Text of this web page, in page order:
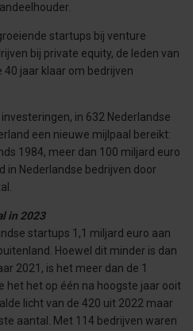
startups bij venture
bij private equity, de leden van
40 jaar klaar om bedrijven
in 632 Nederlandse
een nieuwe mijlpaal bereikt:
1984, meer dan 100 miljard euro
in Nederlandse bedrijven door
in 2023
startups 1,1 miljard euro aan
Hoewel dit minder is dan
2021, is het meer dan de 1
het het op één na hoogste jaar ooit
licht van de 420 uit 2022 maar
aantal. Met 114 bedrijven waren